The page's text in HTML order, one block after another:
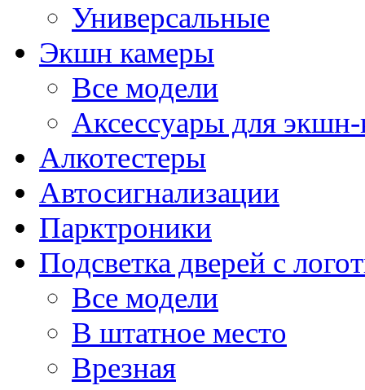
Универсальные
Экшн камеры
Все модели
Аксессуары для
Алкотестеры
Автосигнализации
Парктроники
Подсветка дверей с
Все модели
В штатное место
Врезная